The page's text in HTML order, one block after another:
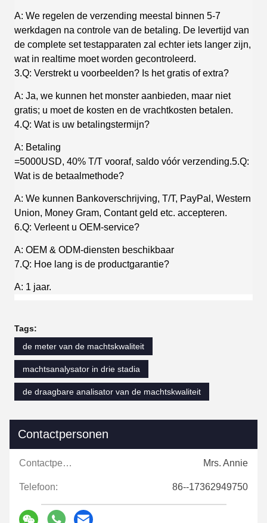
A: We regelen de verzending meestal binnen 5-7
werkdagen na controle van de betaling. De levertijd van
de complete set testapparaten zal echter iets langer zijn,
wat in realtime moet worden gecontroleerd.
3.Q: Verstrekt u voorbeelden? Is het gratis of extra?
A: Ja, we kunnen het monster aanbieden, maar niet
gratis; u moet de kosten en de vrachtkosten betalen.
4.Q: Wat is uw betalingstermijn?
A: Betaling
=5000USD, 40% T/T vooraf, saldo vóór verzending.5.Q:
Wat is de betaalmethode?
A: We kunnen Bankoverschrijving, T/T, PayPal, Western
Union, Money Gram, Contant geld etc. accepteren.
6.Q: Verleent u OEM-service?
A: OEM & ODM-diensten beschikbaar
7.Q: Hoe lang is de productgarantie?
A: 1 jaar.
Tags:
de meter van de machtskwaliteit
machtsanalysator in drie stadia
de draagbare analisator van de machtskwaliteit
Contactpersonen
Contactpersonen: Mrs. Annie
Telefoon: 86--17362949750